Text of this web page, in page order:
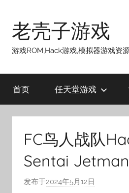
老壳子游戏
游戏ROM,Hack游戏,模拟器游戏资
首页 任天堂游戏
FC鸟人战队
Sentai Jetman
发布于2024年5月12日